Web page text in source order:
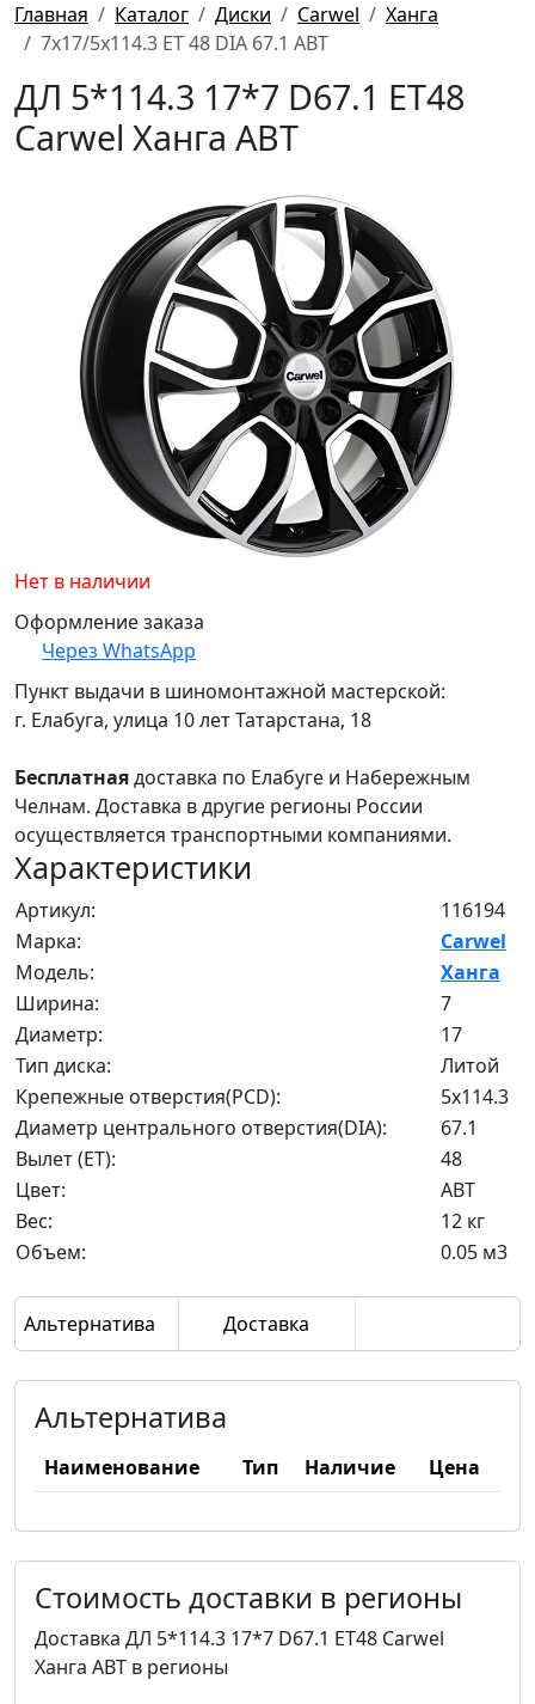
Главная Каталог Диски Carwel
Ханга
7x17/5x114.3 ET 48 DIA 67.1 ABT
ДЛ 5*114.3 17*7 D67.1 ET48
Carwel Ханга ABT
Нет в наличии
Оформление заказа
Через WhatsApp
Пункт выдачи в шиномонтажной мастерской:
г. Елабуга, улица 10 лет Татарстана, 18
Бесплатнаядоставка по Елабуге и Набережным
Челнам. Доставка в другие регионы России
осуществляется транспортными компаниями.
Характеристики
Артикул:
116194
Марка:
Carwel
Модель:
Ханга
Ширина:
7
Диаметр:
17
Тип диска:
Литой
Крепежные отверстия(PCD):
5x114.3
Диаметр центрального отверстия(DIA):
67.1
Вылет (ET):
48
Цвет:
ABT
Вес:
12 кг
Объем:
0.05 м3
Альтернатива Доставка
Альтернатива
Наименование Тип Наличие Цена
Стоимость доставки в регионы
Доставка ДЛ 5*114.3 17*7 D67.1 ET48 Carwel
Ханга ABT в регионы